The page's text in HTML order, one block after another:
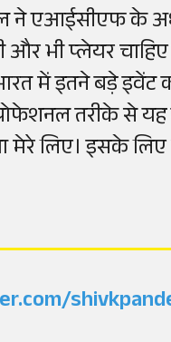
ने एआईसीएफ के
भी प्लेयर
में इतने बड़े
तरीके से
मेरे लिए। इसके